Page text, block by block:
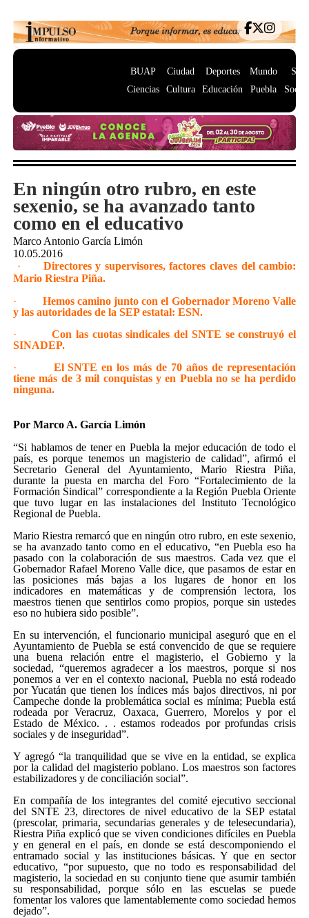
BUAP
Ciencias
Ciudad
Cultura
Deportes
Educación
Mundo
Puebla
En ningún otro rubro, en este
sexenio, se ha avanzado tanto
como en el educativo
Marco Antonio García Limón
10.05.2016
·
Directores y supervisores, factores claves del cambio:
Mario Riestra Piña.
·
Hemos camino junto con el Gobernador Moreno Valle
y las autoridades de la SEP estatal: ESN.
·
Con las cuotas sindicales del SNTE se construyó el
SINADEP.
·
El SNTE en los más de 70 años de representación
tiene más de 3 mil conquistas y en Puebla no se ha perdido
ninguna.
Por Marco A. García Limón
“Si hablamos de tener en Puebla la mejor educación de todo el
país, es porque tenemos un magisterio de calidad”, afirmó el
Secretario General del Ayuntamiento, Mario Riestra Piña,
durante la puesta en marcha del Foro “Fortalecimiento de la
Formación Sindical” correspondiente a la Región Puebla Oriente
que tuvo lugar en las instalaciones del Instituto Tecnológico
Regional de Puebla.
Mario Riestra remarcó que en ningún otro rubro, en este sexenio,
se ha avanzado tanto como en el educativo, “en Puebla eso ha
pasado con la colaboración de sus maestros. Cada vez que el
Gobernador Rafael Moreno Valle dice, que pasamos de estar en
las posiciones más bajas a los lugares de honor en los
indicadores en matemáticas y de comprensión lectora, los
maestros tienen que sentirlos como propios, porque sin ustedes
eso no hubiera sido posible”.
En su intervención, el funcionario municipal aseguró que en el
Ayuntamiento de Puebla se está convencido de que se requiere
una buena relación entre el magisterio, el Gobierno y la
sociedad, “queremos agradecer a los maestros, porque si nos
ponemos a ver en el contexto nacional, Puebla no está rodeado
por Yucatán que tienen los índices más bajos directivos, ni por
Campeche donde la problemática social es mínima; Puebla está
rodeada por Veracruz, Oaxaca, Guerrero, Morelos y por el
Estado de México. . . estamos rodeados por profundas crisis
sociales y de inseguridad”.
Y agregó “la tranquilidad que se vive en la entidad, se explica
por la calidad del magisterio poblano. Los maestros son factores
estabilizadores y de conciliación social”.
En compañía de los integrantes del comité ejecutivo seccional
del SNTE 23, directores de nivel educativo de la SEP estatal
(prescolar, primaria, secundarias generales y de telesecundaria),
Riestra Piña explicó que se viven condiciones difíciles en Puebla
y en general en el país, en donde se está descomponiendo el
entramado social y las instituciones básicas. Y que en sector
educativo, “por supuesto, que no todo es responsabilidad del
magisterio, la sociedad en su conjunto tiene que asumir también
su responsabilidad, porque sólo en las escuelas se puede
fomentar los valores que lamentablemente como sociedad hemos
dejado”.